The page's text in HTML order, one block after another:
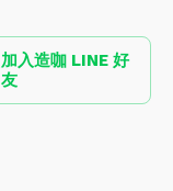
加入造咖 LINE 好
友